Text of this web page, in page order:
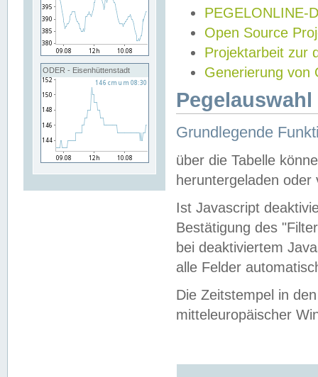
ODER - Eisenhüttenstadt
PEGELONLINE-
Open Source
Projektarbeit zur
Generierung von
Grundlegende
über die Tabelle
heruntergeladen oder
Ist Javascript
Bestätigung des
bei deaktiviertem
alle Felder
Die Zeitstempel in
mitteleuropäischer